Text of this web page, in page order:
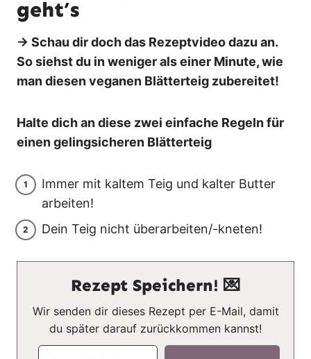
geht’s
→ Schau dir doch das Rezeptvideo dazu an.
So siehst du in weniger als einer Minute, wie
man diesen veganen Blätterteig zubereitet!
Halte dich an diese zwei einfache Regeln für
einen gelingsicheren Blätterteig
Immer mit kaltem Teig und kalter Butter
arbeiten!
Dein Teig nicht überarbeiten/-kneten!
Rezept Speichern! 💌
Wir senden dir dieses Rezept per E-Mail, damit
du später darauf zurückkommen kannst!